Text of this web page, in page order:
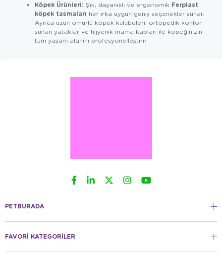
Köpek Ürünleri: Şık, dayanıklı ve ergonomik Ferplast
köpek tasmaları her ırka uygun geniş seçenekler sunar.
Ayrıca uzun ömürlü köpek kulübeleri, ortopedik konfor
sunan yataklar ve hijyenik mama kapları ile köpeğinizin
tüm yaşam alanını profesyonelleştirir.
malzeme kalitesi ve güvenlik standartlarıyla dünya çapında bir
Dayanıklı Malzeme:Paslanmaya dayanıklı teller ve
güvenle kullanılır.
Ferplast hangi ülkenin markasıdır?
PETBURADA
FAVORİ KATEGORİLER